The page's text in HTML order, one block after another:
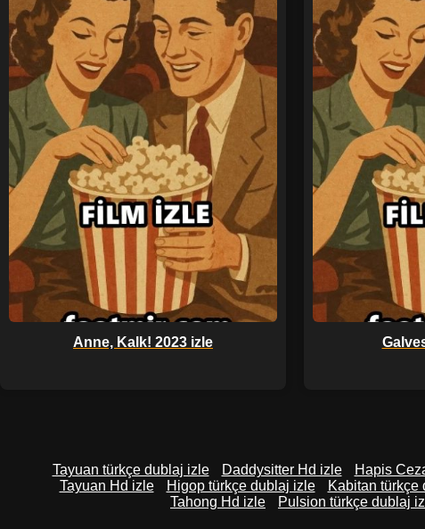
Anne, Kalk! 2023 izle
Tayuan türkçe dublaj izle Daddysitter Hd izle Hapis
Tayuan Hd izle
Higop türkçe dublaj izle Kabitan türkçe
Tahong Hd izle
Pulsion türkçe dublaj